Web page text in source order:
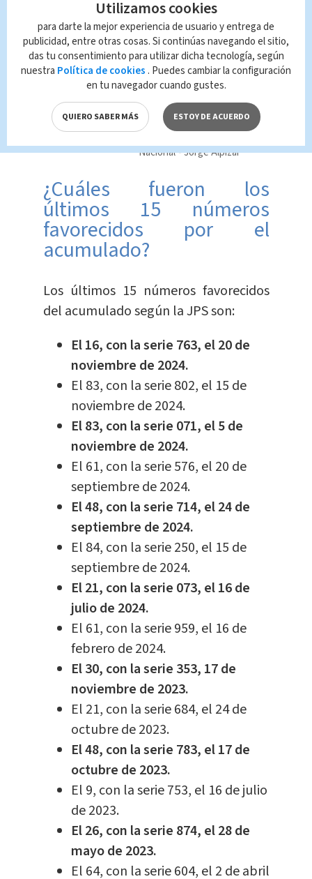
números ganadores.
Te Recomendamos
Cuándo estará
disponible la
tarjeta recargable
para transporte
público
Nacional Jorge Alpízar
¿Cuáles fueron los
últimos 15 números
favorecidos por el
acumulado?
Los últimos 15 números favorecidos
del acumulado según la JPS son:
El 16, con la serie 763, el 20 de
noviembre de 2024.
El 83, con la serie 802, el 15 de
noviembre de 2024.
El 83, con la serie 071, el 5 de
noviembre de 2024.
El 61, con la serie 576, el 20 de
septiembre de 2024.
El 48, con la serie 714, el 24 de
septiembre de 2024.
El 84, con la serie 250, el 15 de
septiembre de 2024.
El 21, con la serie 073, el 16 de
julio de 2024.
El 61, con la serie 959, el 16 de
febrero de 2024.
El 30, con la serie 353, 17 de
noviembre de 2023.
El 21, con la serie 684, el 24 de
octubre de 2023.
El 48, con la serie 783, el 17 de
octubre de 2023.
El 9, con la serie 753, el 16 de julio
de 2023.
El 26, con la serie 874, el 28 de
mayo de 2023.
El 64, con la serie 604, el 2 de abril
Utilizamos cookies
para darte la mejor experiencia de usuario y entrega de
publicidad, entre otras cosas. Si continúas navegando el sitio,
das tu consentimiento para utilizar dicha tecnología, según
nuestra Política de cookies . Puedes cambiar la configuración
en tu navegador cuando gustes.
QUIERO SABER MÁS ESTOY DE ACUERDO